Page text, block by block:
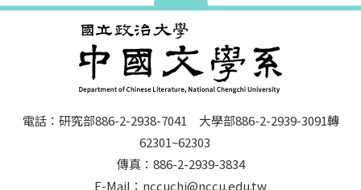
電話：研究部886-2-2938-7041 大學部886-2-2939-3091轉
62301~62303
傳真：886-2-2939-3834
E-Mail：nccuchi@nccu.edu.tw